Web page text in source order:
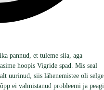
pannud, et tuleme siia, aga
hoopis Vigride spad. Mis seal
uurinud, siis lähenemistee oli selge
ei valmistanud probleemi ja peagi